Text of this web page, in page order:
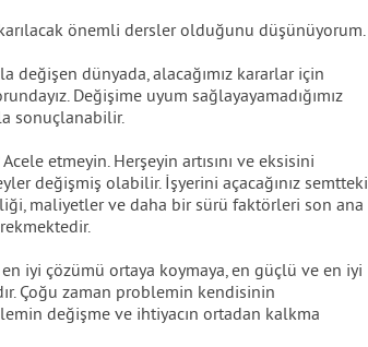
önemli dersler olduğunu düşünüyorum.
değişen dünyada, alacağımız kararlar için
Değişime uyum sağlayayamadığımız
sonuçlanabilir.
etmeyin. Herşeyin artısını ve eksisini
değişmiş olabilir. İşyerini açacağınız semtteki
maliyetler ve daha bir sürü faktörleri son ana
iyi çözümü ortaya koymaya, en güçlü ve en iyi
Çoğu zaman problemin kendisinin
değişme ve ihtiyacın ortadan kalkma